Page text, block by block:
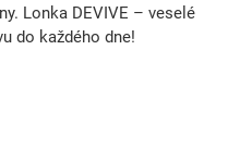
Lonka DEVIVE – veselé
do každého dne!